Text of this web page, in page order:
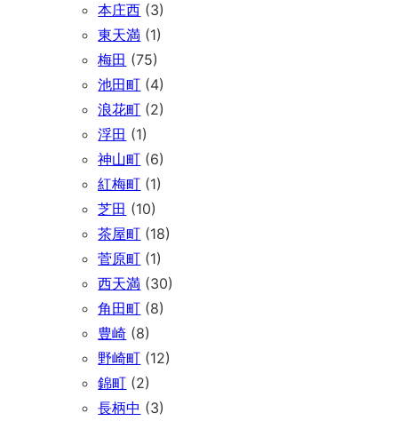
本庄西 (3)
東天満 (1)
梅田 (75)
池田町 (4)
浪花町 (2)
浮田 (1)
神山町 (6)
紅梅町 (1)
芝田 (10)
茶屋町 (18)
菅原町 (1)
西天満 (30)
角田町 (8)
豊崎 (8)
野崎町 (12)
錦町 (2)
長柄中 (3)